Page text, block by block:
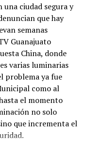
ciudad segura y
que hay
semanas
Guanajuato
China, donde
varias luminarias
problema ya fue
como al
el momento
no solo
que incrementa el